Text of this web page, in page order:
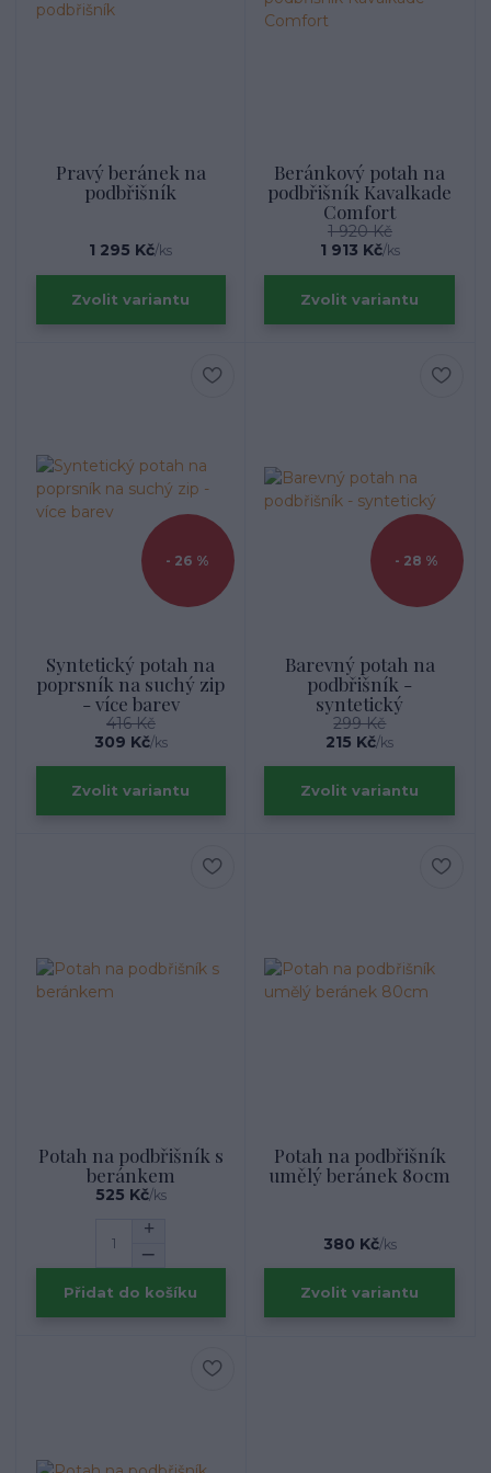
Pravý beránek na
podbřišník
1 295 Kč/ks
Zvolit variantu
Beránkový potah na
podbřišník Kavalkade
Comfort
1 920 Kč
1 913 Kč/ks
Zvolit variantu
- 26 %
Syntetický potah na
poprsník na suchý zip
- více barev
416 Kč
309 Kč/ks
Zvolit variantu
- 28 %
Barevný potah na
podbřišník -
syntetický
299 Kč
215 Kč/ks
Zvolit variantu
Potah na podbřišník s
beránkem
525 Kč/ks
Přidat do košíku
Potah na podbřišník
umělý beránek 80cm
380 Kč/ks
Zvolit variantu